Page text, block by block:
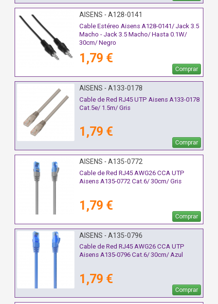
AISENS - A128-0141
Cable Estéreo Aisens A128-0141/ Jack 3.5
Macho - Jack 3.5 Macho/ Hasta 0.1W/
30cm/ Negro
1,79 €
Comprar
AISENS - A133-0178
Cable de Red RJ45 UTP Aisens A133-0178
Cat.5e/ 1.5m/ Gris
1,79 €
Comprar
AISENS - A135-0772
Cable de Red RJ45 AWG26 CCA UTP
Aisens A135-0772 Cat.6/ 30cm/ Gris
1,79 €
Comprar
AISENS - A135-0796
Cable de Red RJ45 AWG26 CCA UTP
Aisens A135-0796 Cat.6/ 30cm/ Azul
1,79 €
Comprar